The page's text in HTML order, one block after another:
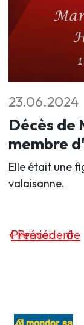
23.06.2024
Décès de
membre
Elle était une
valaisanne.
Précédente
Premier 6